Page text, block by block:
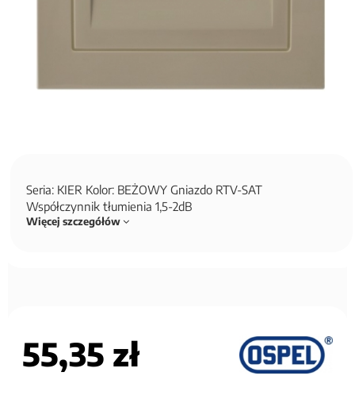
Seria: KIER Kolor: BEŻOWY Gniazdo RTV-SAT
Współczynnik tłumienia 1,5-2dB
Więcej szczegółów
55,35 zł